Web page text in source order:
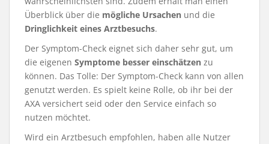
Überblick über die mögliche Ursachen und die
Dringlichkeit eines Arztbesuchs.
Der Symptom-Check eignet sich daher sehr gut, um
die eigenen Symptome besser einschätzen zu
können. Das Tolle: Der Symptom-Check kann von allen
genutzt werden. Es spielt keine Rolle, ob ihr bei der
AXA versichert seid oder den Service einfach so
nutzen möchtet.
Wird ein Arztbesuch empfohlen, haben alle Nutzer